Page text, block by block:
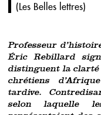
(Les Belles lettres)
Professeur
Éric Rebillard
distinguent la clarté
chrétiens
tardive.
selon laquelle